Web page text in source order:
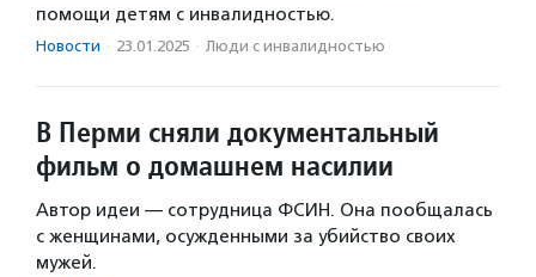
помощи детям с инвалидностью.
Новости · 23.01.2025 · Люди с инвалидностью
В Перми сняли документальный
фильм о домашнем насилии
Автор идеи — сотрудница ФСИН. Она пообщалась
с женщинами, осужденными за убийство своих
мужей.